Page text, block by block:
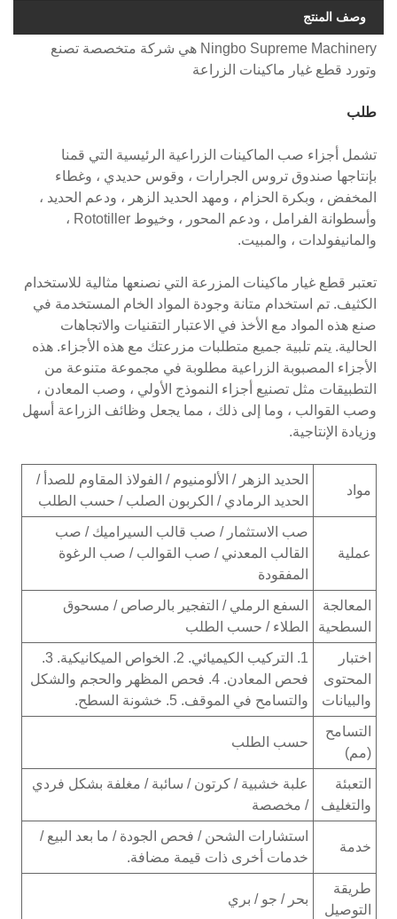
وصف المنتج
Ningbo Supreme Machinery هي شركة متخصصة تصنع
وتورد قطع غيار ماكينات الزراعة
طلب
تشمل أجزاء صب الماكينات الزراعية الرئيسية التي قمنا
بإنتاجها صندوق تروس الجرارات ، وقوس حديدي ، وغطاء
المخفض ، وبكرة الحزام ، ومهد الحديد الزهر ، ودعم الحديد ،
وأسطوانة الفرامل ، ودعم المحور ، وخيوط Rototiller ،
والمانيفولدات ، والمبيت.
تعتبر قطع غيار ماكينات المزرعة التي نصنعها مثالية للاستخدام
الكثيف. تم استخدام متانة وجودة المواد الخام المستخدمة في
صنع هذه المواد مع الأخذ في الاعتبار التقنيات والاتجاهات
الحالية. يتم تلبية جميع متطلبات مزرعتك مع هذه الأجزاء. هذه
الأجزاء المصبوبة الزراعية مطلوبة في مجموعة متنوعة من
التطبيقات مثل تصنيع أجزاء النموذج الأولي ، وصب المعادن ،
وصب القوالب ، وما إلى ذلك ، مما يجعل وظائف الزراعة أسهل
وزيادة الإنتاجية.
مواد
الحديد الزهر / الألومنيوم / الفولاذ المقاوم للصدأ /
الحديد الرمادي / الكربون الصلب / حسب الطلب
عملية
صب الاستثمار / صب قالب السيراميك / صب
القالب المعدني / صب القوالب / صب الرغوة
المفقودة
المعالجة
السطحية
السفع الرملي / التفجير بالرصاص / مسحوق
الطلاء / حسب الطلب
اختبار
المحتوى
والبيانات
1. التركيب الكيميائي. 2. الخواص الميكانيكية. 3.
فحص المعادن. 4. فحص المظهر والحجم والشكل
والتسامح في الموقف. 5. خشونة السطح.
التسامح
(مم)
حسب الطلب
التعبئة
والتغليف
علبة خشبية / كرتون / سائبة / مغلفة بشكل فردي
/ مخصصة
خدمة
استشارات الشحن / فحص الجودة / ما بعد البيع /
خدمات أخرى ذات قيمة مضافة.
طريقة
التوصيل
بحر / جو / بري